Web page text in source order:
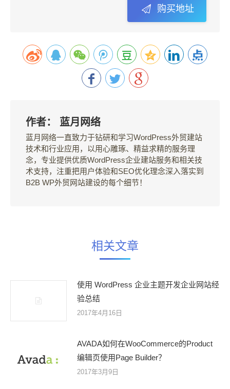
购买地址
作者： 蓝月网络
蓝月网络一直致力于钻研和学习WordPress外贸建站
技术和行业应用，以用心雕琢、精益求精的服务理
念，专业提供优质WordPress企业建站服务和相关技
术支持，注重把用户体验和SEO优化理念深入落实到
B2B WP外贸网站建设的每个细节！
相关文章
使用 WordPress 企业主题开发企业网站经
验总结
2017年4月16日
AVADA如何在WooCommerce的Product
编辑页使用Page Builder？
2017年3月9日